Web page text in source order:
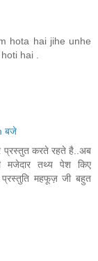
hota hai jihe unhe
hai .
बजे
प्रस्तुत करते रहते है..अब
मजेदार तथ्य पेश किए
प्रस्तुति महफूज़ जी बहुत